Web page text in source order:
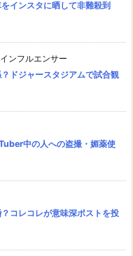
インスタに晒して非難殺到
ンフルエンサー
ドジャースタジアムで試合観
中の人への盗撮・媚薬使
コレコレが意味深ポストを投